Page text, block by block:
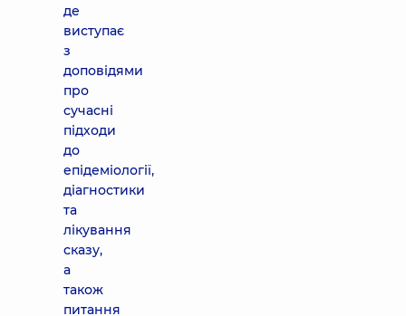
де
виступає
з
доповідями
про
сучасні
підходи
до
епідеміології,
діагностики
та
лікування
сказу,
а
також
питання